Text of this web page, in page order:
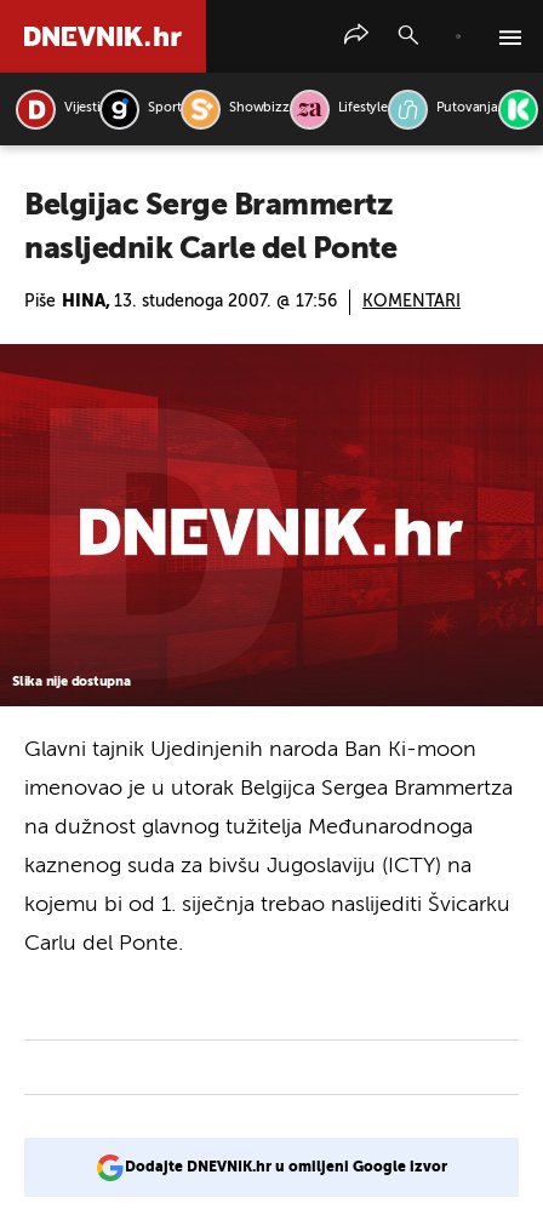
Vijesti Sport Showbizz Lifestyle Putovanja
Belgijac Serge Brammertz
nasljednik Carle del Ponte
Piše HINA, 13. studenoga 2007. @ 17:56 KOMENTARI
Slika nije dostupna
Glavni tajnik Ujedinjenih naroda Ban Ki-moon
imenovao je u utorak Belgijca Sergea Brammertza
na dužnost glavnog tužitelja Međunarodnoga
kaznenog suda za bivšu Jugoslaviju (ICTY) na
kojemu bi od 1. siječnja trebao naslijediti Švicarku
Carlu del Ponte.
Dodajte DNEVNIK.hr u omiljeni Google izvor
PRETRAŽITE VIJESTI